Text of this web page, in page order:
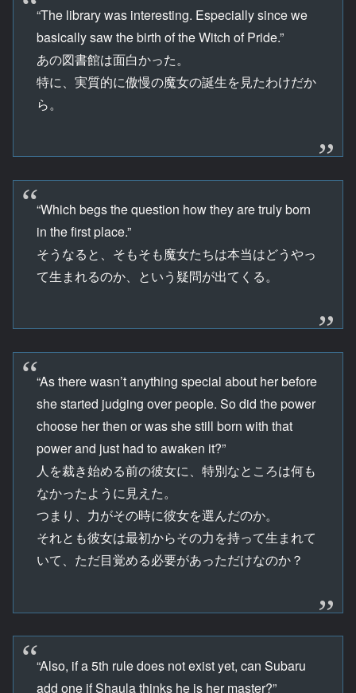
“The library was interesting. Especially since we
basically saw the birth of the Witch of Pride.”
あの図書館は面白かった。
特に、実質的に傲慢の魔女の誕生を見たわけだか
ら。
“Which begs the question how they are truly born
in the first place.”
そうなると、そもそも魔女たちは本当はどうやっ
て生まれるのか、という疑問が出てくる。
“As there wasn’t anything special about her before
she started judging over people. So did the power
choose her then or was she still born with that
power and just had to awaken it?”
人を裁き始める前の彼女に、特別なところは何も
なかったように見えた。
つまり、力がその時に彼女を選んだのか。
それとも彼女は最初からその力を持って生まれて
いて、ただ目覚める必要があっただけなのか？
“Also, if a 5th rule does not exist yet, can Subaru
add one if Shaula thinks he is her master?”